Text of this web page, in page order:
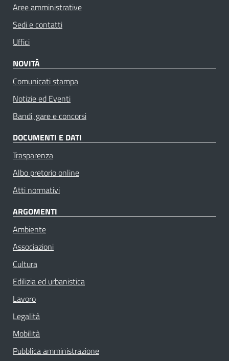
Aree amministrative
Sedi e contatti
Uffici
NOVITÀ
Comunicati stampa
Notizie ed Eventi
Bandi, gare e concorsi
DOCUMENTI E DATI
Trasparenza
Albo pretorio online
Atti normativi
ARGOMENTI
Ambiente
Associazioni
Cultura
Edilizia ed urbanistica
Lavoro
Legalità
Mobilità
Pubblica amministrazione